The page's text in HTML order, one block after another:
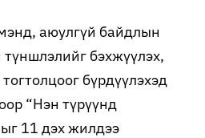
аюулгүй байдлын
бэхжүүлэх,
бүрдүүлэхэд
“Нэн түрүүнд
11 дэх жилдээ